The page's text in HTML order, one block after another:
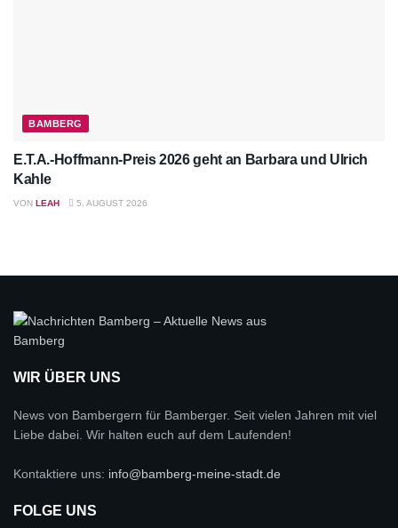
BAMBERG
E.T.A.-Hoffmann-Preis 2026 geht an Barbara und Ulrich
Kahle
VON LEAH 5. AUGUST 2026
WIR ÜBER UNS
News von Bambergern für Bamberger. Seit vielen Jahren mit viel
Liebe dabei. Wir halten euch auf dem Laufenden!
Kontaktiere uns: info@bamberg-meine-stadt.de
FOLGE UNS